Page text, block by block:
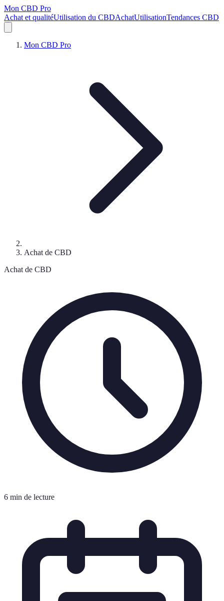
Mon CBD Pro
Achat et qualitéUtilisation du CBDAchatUtilisationTendances CBD
Mon CBD Pro
Achat de CBD
Achat de CBD
6 min de lecture